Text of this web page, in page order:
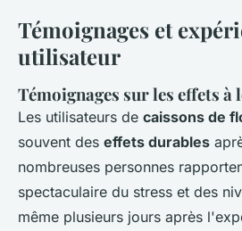
Témoignages et
utilisateur
Témoignages sur les effets à
Les utilisateurs de caissons de
souvent des effets durables
nombreuses personnes
spectaculaire du stress et des
même plusieurs jours après